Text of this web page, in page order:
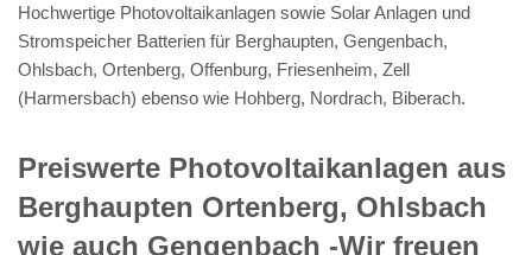
Hochwertige Photovoltaikanlagen sowie Solar Anlagen und
Stromspeicher Batterien für Berghaupten, Gengenbach,
Ohlsbach, Ortenberg, Offenburg, Friesenheim, Zell
(Harmersbach) ebenso wie Hohberg, Nordrach, Biberach.
Preiswerte Photovoltaikanlagen aus
Berghaupten Ortenberg, Ohlsbach
wie auch Gengenbach -Wir freuen